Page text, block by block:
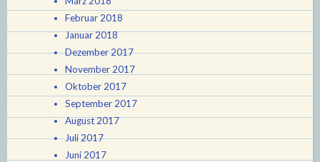
Februar 2018
Januar 2018
Dezember 2017
November 2017
Oktober 2017
September 2017
August 2017
Juli 2017
Juni 2017